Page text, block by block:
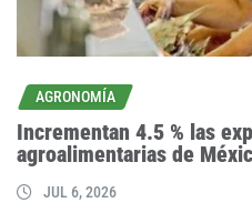
AGRONOMÍA
Incrementan 4.5 % las
agroalimentarias de
JUL 6, 2026